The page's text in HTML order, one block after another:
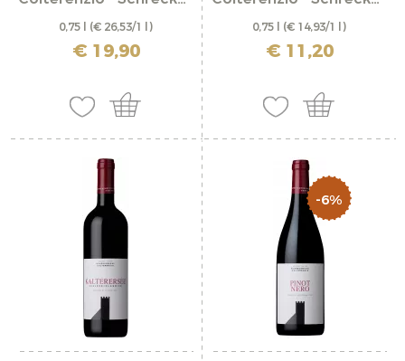
0,75 l (€ 26,53/1 l)
incl. IVA più costi di spedizione
€ 19,90
0,75 l (€ 14,93/1 l)
incl. IVA più costi di spedizione
€ 11,20
-6%